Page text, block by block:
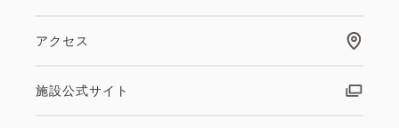
アクセス
施設公式サイト